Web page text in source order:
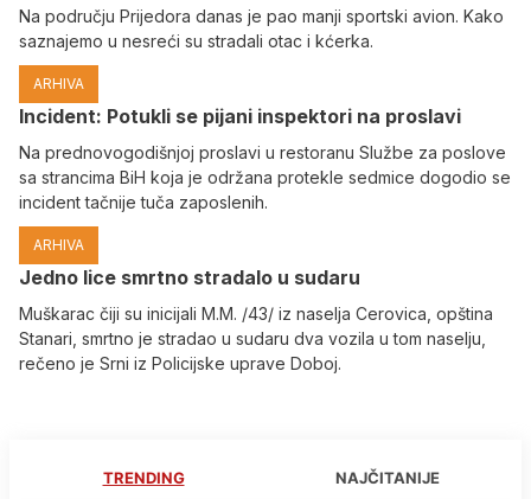
Na području Prijedora danas je pao manji sportski avion. Kako
saznajemo u nesreći su stradali otac i kćerka.
ARHIVA
Incident: Potukli se pijani inspektori na proslavi
Na prednovogodišnjoj proslavi u restoranu Službe za poslove
sa strancima BiH koja je održana protekle sedmice dogodio se
incident tačnije tuča zaposlenih.
ARHIVA
Јedno lice smrtno stradalo u sudaru
Muškarac čiji su inicijali M.M. /43/ iz naselja Cerovica, opština
Stanari, smrtno je stradao u sudaru dva vozila u tom naselju,
rečeno je Srni iz Policijske uprave Doboj.
TRENDING NAJČITANIJE